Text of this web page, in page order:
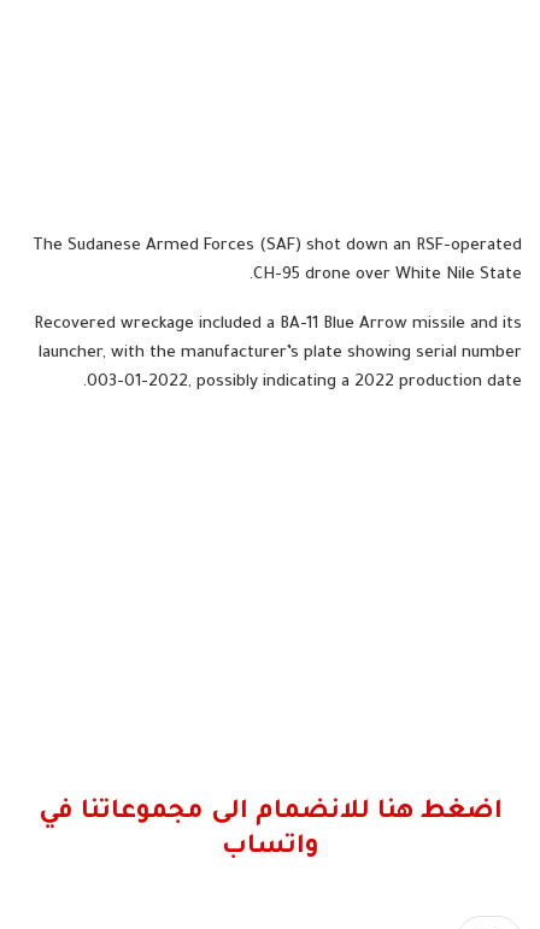
The Sudanese Armed Forces (SAF) shot down an RSF-operated
CH-95 drone over White Nile State.
Recovered wreckage included a BA-11 Blue Arrow missile and its
launcher, with the manufacturer’s plate showing serial number
003-01-2022, possibly indicating a 2022 production date.
اضغط هنا للانضمام الى مجموعاتنا في
واتساب